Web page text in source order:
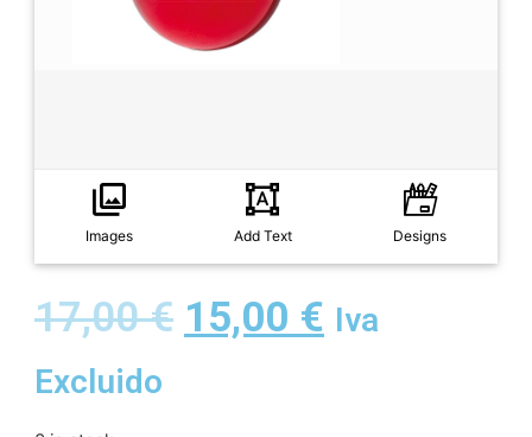
Images Add Text Designs
17,00€ 15,00 € Iva
Excluido